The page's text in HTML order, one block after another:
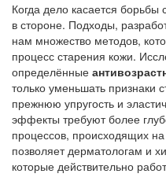
Когда дело касается борьбы
в стороне. Подходы,
нам множество методов,
процесс старения кожи.
определённые
только уменьшать признаки
прежнюю упругость и
эффекты требуют более
процессов, происходящих
позволяет дерматологам и
которые действительно